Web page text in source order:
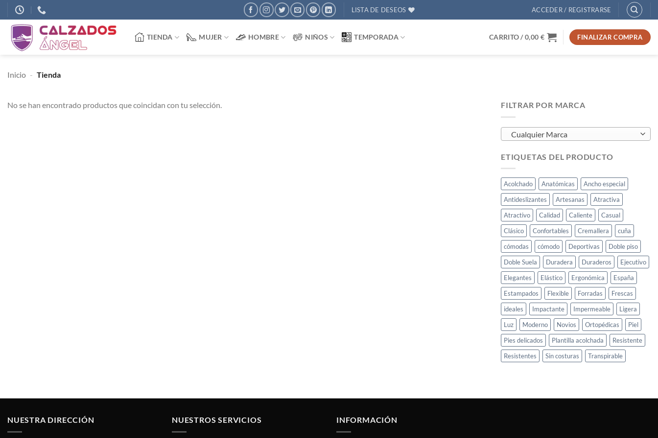
Saltar
al
contenido
LISTA DE DESEOS ACCEDER / REGISTRARSE
TIENDA MUJER HOMBRE NIÑOS TEMPORADA CARRITO /0,00 € FINALIZAR COMPRA
Inicio - Tienda
No se han encontrado productos que coincidan con tu selección. FILTRAR POR MARCA
Cualquier Marca
ETIQUETAS DEL PRODUCTO
Acolchado Anatómicas
Ancho especial
Antideslizantes
Artesanas
Atractiva
Atractivo
Calidad Caliente
Casual
Clásico
Confortables Cremallera
cuña
cómodas
cómodo Deportivas
Doble piso
Doble Suela
Duradera Duraderos
Ejecutivo
Elegantes
Elástico Ergonómica
España
Estampados
Flexible Forradas
Frescas
ideales
Impactante Impermeable
Ligera
Luz
Moderno Novios Ortopédicas
Piel
Pies delicados
Plantilla acolchada
Resistente
Resistentes
Sin costuras Transpirable
NUESTRA DIRECCIÓN NUESTROS SERVICIOS INFORMACIÓN